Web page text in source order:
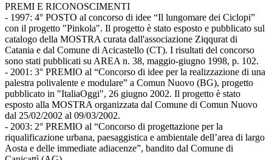
PREMI E RICONOSCIMENTI
- 1997: 4° POSTO al concorso di idee “Il lungomare dei Ciclopi”
con il progetto "Pinkola". Il progetto è stato esposto e pubblicato sul
catalogo della MOSTRA curata dall'associazione Ziqqurat di
Catania e dal Comune di Acicastello (CT). I risultati del concorso
sono stati pubblicati su AREA n. 38, maggio-giugno 1998, p. 102.
- 2001: 3° PREMIO al “Concorso di idee per la realizzazione di una
palestra polivalente e modulare” a Comun Nuovo (BG), progetto
pubblicato in "ItaliaOggi", 26 giugno 2002. Il progetto è stato
esposto alla MOSTRA organizzata dal Comune di Comun Nuovo
dal 25/02/2002 al 09/03/2002.
- 2003: 2° PREMIO al “Concorso di progettazione per la
riqualificazione urbana, paesaggistica e ambientale dell’area di largo
Aosta e delle immediate adiacenze”, bandito dal Comune di